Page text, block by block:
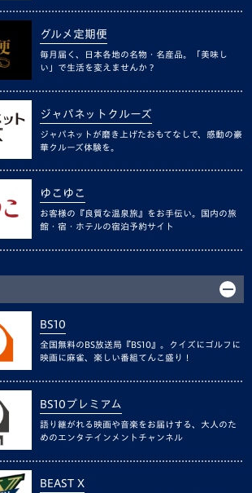
グルメ定期便
毎月届く、日本各地の名物・名産品。「美味し
い」で生活を変えませんか？
ジャパネットクルーズ
ジャパネットが磨き上げたおもてなしで、感動の豪
華クルーズ体験を。
ゆこゆこ
お客様の『良質な温泉旅』をお手伝い。国内の旅
館・宿・ホテルの宿泊予約サイト
BS10
全国無料のBS放送局『BS10』。クイズにゴルフに
映画に麻雀、楽しい番組てんこ盛り！
BS10プレミアム
語り継がれる映画や音楽をお届けする、大人のた
めのエンタテインメントチャンネル
BEAST X